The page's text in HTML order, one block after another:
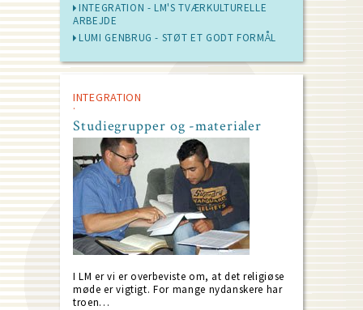
INTEGRATION - LM'S TVÆRKULTURELLE
ARBEJDE
LUMI GENBRUG - STØT ET GODT FORMÅL
INTEGRATION
Studiegrupper og -materialer
I LM er vi er overbeviste om, at det religiøse
møde er vigtigt. For mange nydanskere har
troen…